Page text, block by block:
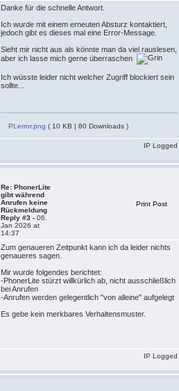
Danke für die schnelle Antwort.
Ich wurde mit einem erneuten Absturz kontaktiert,
jedoch gibt es dieses mal eine Error-Message.
Sieht mir nicht aus als könnte man da viel rauslesen,
aber ich lasse mich gerne überraschen
Ich wüsste leider nicht welcher Zugriff blockiert sein
sollte...
PLerror.png ( 10 KB | 80 Downloads )
IP Logged
Re: PhonerLite
gibt während
Anrufen keine
Rückmeldung
Reply #3 - 06.
Jan 2026 at
14:37
Print Post
Zum genaueren Zeitpunkt kann ich da leider nichts
genaueres sagen.
Mir wurde folgendes berichtet:
-PhonerLite stürzt willkürlich ab, nicht ausschließlich
bei Anrufen
-Anrufen werden gelegentlich "von alleine" aufgelegt
Es gebe kein merkbares Verhaltensmuster.
IP Logged